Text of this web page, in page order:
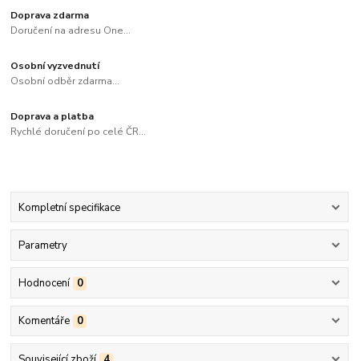
Doprava zdarma
Doručení na adresu One...
Osobní vyzvednutí
Osobní odběr zdarma...
Doprava a platba
Rychlé doručení po celé ČR...
Kompletní specifikace
Parametry
Hodnocení 0
Komentáře 0